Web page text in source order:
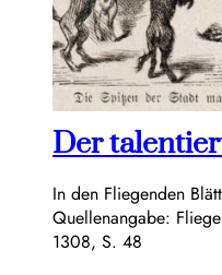
Der
In den Fliegenden
Quellenangabe:
1308, S. 48